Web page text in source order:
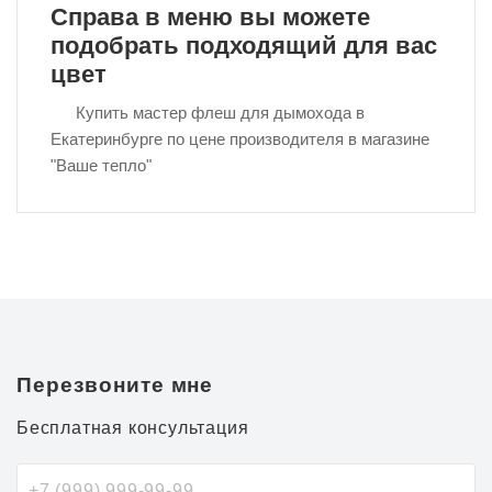
Справа в меню вы можете
подобрать подходящий для вас
цвет
Купить мастер флеш для дымохода в
Екатеринбурге по цене производителя в магазине
"Ваше тепло"
Перезвоните мне
Бесплатная консультация